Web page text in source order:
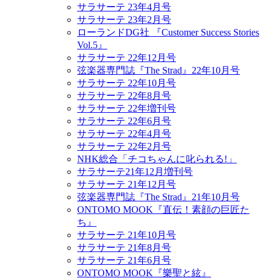
サラサーテ 23年4月号
サラサーテ 23年2月号
ローランドDG社 『Customer Success Stories
Vol.5』
サラサーテ 22年12月号
弦楽器専門誌『The Strad』22年10月号
サラサーテ 22年10月号
サラサーテ 22年8月号
サラサーテ 22年増刊号
サラサーテ 22年6月号
サラサーテ 22年4月号
サラサーテ 22年2月号
NHK総合「チコちゃんに叱られる!」
サラサーテ21年12月増刊号
サラサーテ 21年12月号
弦楽器専門誌『The Strad』21年10月号
ONTOMO MOOK『直伝！素顔の巨匠た
ち』
サラサーテ 21年10月号
サラサーテ 21年8月号
サラサーテ 21年6月号
ONTOMO MOOK『樂聖と絃』